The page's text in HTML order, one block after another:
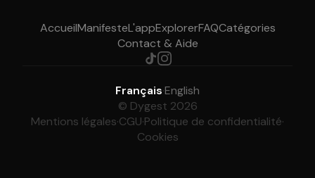
AccueilManifesteL'appExplorerFAQCatégories
Contact & Aide
Français·English
© Dygest 2026
Mentions légales·CGU·Politique de confidentialité·
Cookies